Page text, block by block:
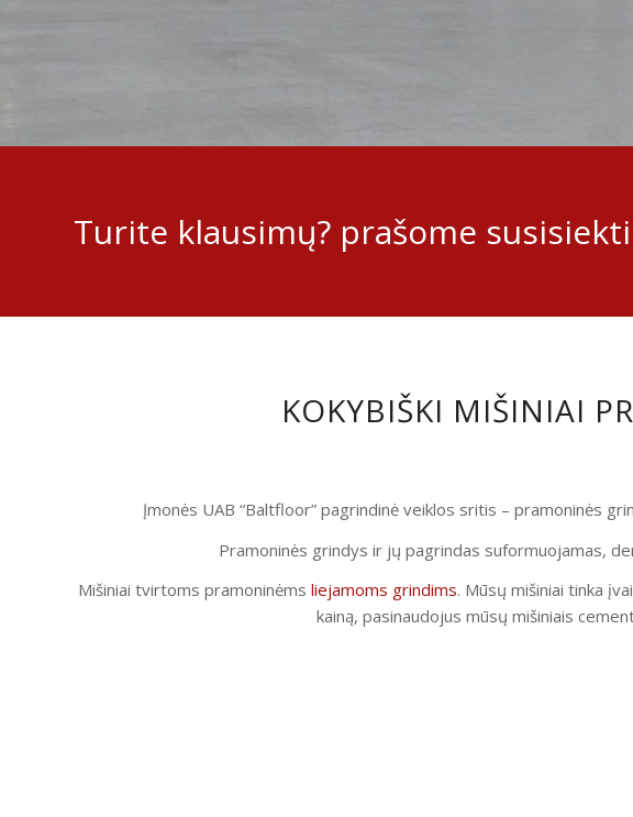
Turite klausimų? prašome
KOKYBIŠKI MIŠINIAI
Įmonės UAB “Baltfloor” pagrindinė veiklos sritis – pramoninės
Pramoninės grindys ir jų pagrindas suformuojamas,
Mišiniai tvirtoms pramoninėms liejamoms grindims. Mūsų mišiniai tinka
kainą, pasinaudojus mūsų mišiniais